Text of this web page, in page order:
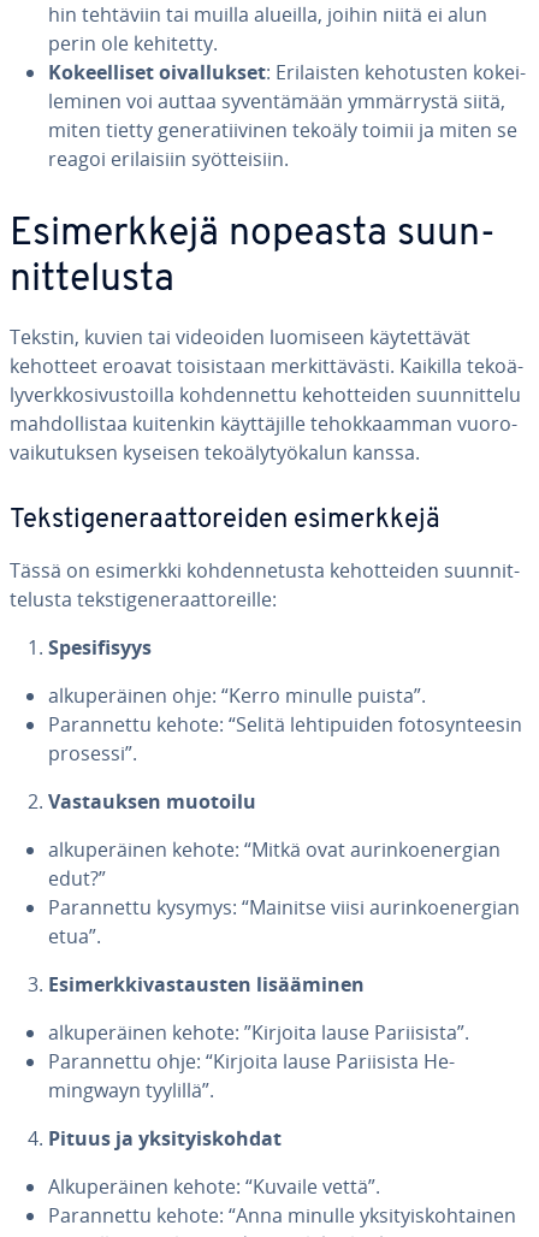
hin tehtäviin tai muilla alueilla, joihin niitä ei alun
perin ole kehitetty.
Ko­keel­li­set oi­val­luk­set: Eri­lais­ten ke­ho­tus­ten ko­kei­
le­mi­nen voi auttaa sy­ven­tä­mään ym­mär­rys­tä siitä,
miten tietty ge­ne­ra­tii­vi­nen tekoäly toimii ja miten se
reagoi eri­lai­siin syöt­tei­siin.
Esi­merk­ke­jä nopeasta suun­
nit­te­lus­ta
Tekstin, kuvien tai videoiden luomiseen käy­tet­tä­vät
kehotteet eroavat toi­sis­taan mer­kit­tä­väs­ti. Kaikilla te­ko­ä­
ly­verk­ko­si­vus­toil­la koh­den­net­tu ke­hot­tei­den suun­nit­te­lu
mah­dol­lis­taa kuitenkin käyt­tä­jil­le te­hok­kaam­man vuo­ro­
vai­ku­tuk­sen kyseisen te­ko­ä­ly­työ­ka­lun kanssa.
Teks­ti­ge­ne­raat­to­rei­den esi­merk­ke­jä
Tässä on esimerkki koh­den­ne­tus­ta ke­hot­tei­den suun­nit­
te­lus­ta teks­ti­ge­ne­raat­to­reil­le:
Spe­si­fi­syys
al­ku­pe­räi­nen ohje: “Kerro minulle puista”.
Pa­ran­net­tu kehote: “Selitä leh­ti­pui­den fo­to­syn­tee­sin
prosessi”.
Vas­tauk­sen muotoilu
al­ku­pe­räi­nen kehote: “Mitkä ovat au­rin­koe­ner­gian
edut?”
Pa­ran­net­tu kysymys: “Mainitse viisi au­rin­koe­ner­gian
etua”.
Esi­merk­ki­vas­taus­ten li­sää­mi­nen
al­ku­pe­räi­nen kehote: ”Kirjoita lause Pa­rii­sis­ta”.
Pa­ran­net­tu ohje: “Kirjoita lause Pa­rii­sis­ta He­
mingwayn tyylillä”.
Pituus ja yk­si­tyis­koh­dat
Al­ku­pe­räi­nen kehote: “Kuvaile vettä”.
Pa­ran­net­tu kehote: “Anna minulle yk­si­tyis­koh­tai­nen